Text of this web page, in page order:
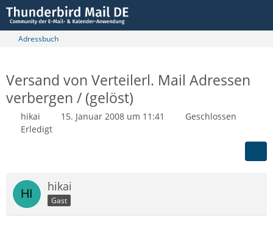
Adressbuch
Versand von Verteilerl. Mail Adressen
verbergen / (gelöst)
hikai 15. Januar 2008 um 11:41
Geschlossen
Erledigt
hikai
Gast